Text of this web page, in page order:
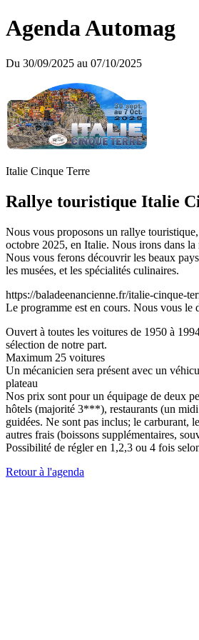
Agenda Automag
Du 30/09/2025 au 07/10/2025
Italie Cinque Terre
Rallye touristique Italie
Nous vous proposons un rallye
octobre 2025, en Italie. Nous irons dans
Nous vous ferons découvrir les beaux
les musées, et les spécialités culinaires.
https://baladeenancienne.fr/italie-cinque-
Le programme est en cours. Nous vous le
Ouvert à toutes les voitures de 1950 à
sélection de notre part.
Maximum 25 voitures
Un mécanicien sera présent avec un
plateau
Nos prix sont pour un équipage de deux
hôtels (majorité 3***), restaurants (un
guidées. Ne sont pas inclus; le carburant,
autres frais (boissons supplémentaires,
Possibilité de régler en 1,2,3 ou 4 fois
Retour à l'agenda